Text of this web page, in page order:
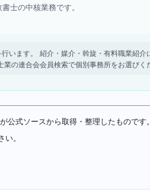
士の中核業務です。
います。 紹介・媒介・斡旋・有料職業紹
の連合会会員検索で個別事務所をお選びく
公式ソースから取得・整理したもので
い。